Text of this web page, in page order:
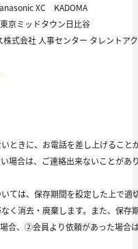
XC KADOMA
京ミッドタウン日比谷
式会社 人事センター タレントア
ときに、お電話を差し上げること
場合は、ご連絡出来ないことがあ
ては、保存期間を設定した上で適
く消去・廃棄します。また、保存
合、②会員より依頼があった場合